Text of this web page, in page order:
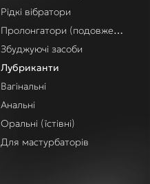
Рідкі вібратори
Пролонгатори (подовження
Збуджуючі засоби
Лубриканти
Вагінальні
Анальні
Оральні (їстівні)
Для мастурбаторів